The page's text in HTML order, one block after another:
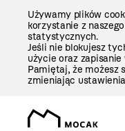
Używamy plików
korzystanie z
statystycznych.
Jeśli nie blokujesz
użycie oraz
Pamiętaj, że możesz
zmieniając